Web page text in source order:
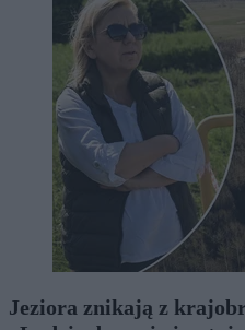
Jeziora znikają z